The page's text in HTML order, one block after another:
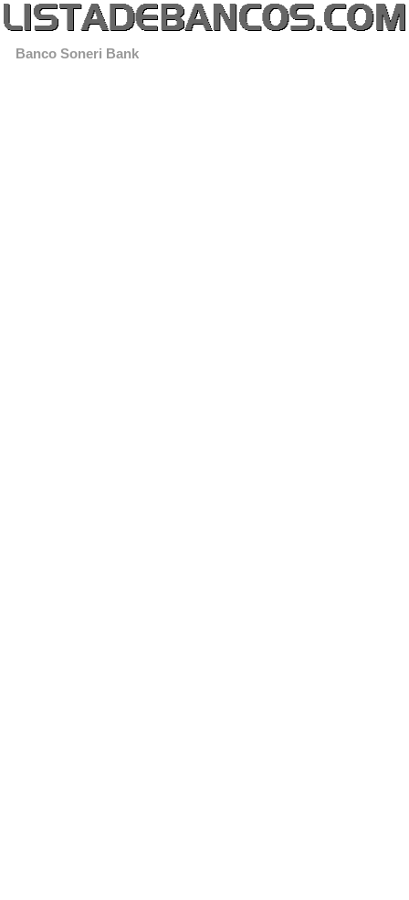
Banco Soneri Bank